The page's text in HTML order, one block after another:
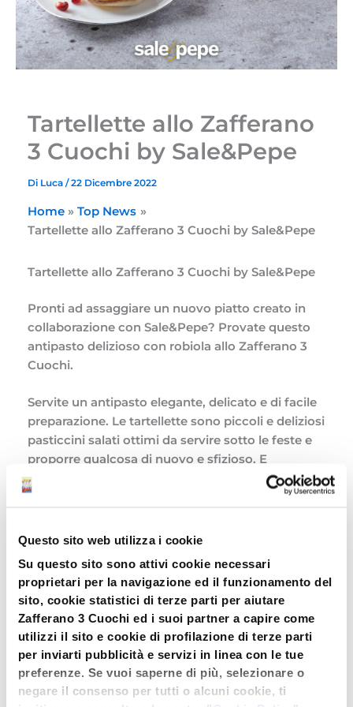
Questo sito web utilizza i cookie
Su questo sito sono attivi cookie necessari
proprietari per la navigazione ed il funzionamento del
sito, cookie statistici di terze parti per aiutare
Zafferano 3 Cuochi ed i suoi partner a capire come
utilizzi il sito e cookie di profilazione di terze parti
per inviarti pubblicità e servizi in linea con le tue
preferenze. Se vuoi saperne di più, selezionare o
negare il consenso per tutti o alcuni cookie, ti
Tartellette allo Zafferano
3 Cuochi by Sale&Pepe
Di Luca /22 Dicembre 2022
Home
Top News
Tartellette allo Zafferano 3 Cuochi by Sale&Pepe
Tartellette allo Zafferano 3 Cuochi by Sale&Pepe
Pronti ad assaggiare un nuovo piatto creato in
collaborazione con Sale&Pepe? Provate questo
antipasto delizioso con robiola allo Zafferano 3
Cuochi.
Servite un antipasto elegante, delicato e di facile
preparazione. Le tartellette sono piccoli e deliziosi
pasticcini salati ottimi da servire sotto le feste e
proporre qualcosa di nuovo e sfizioso. E
immancabile è il tocco di Zafferano 3 Cuochi nel
donare un po’ di giallo festosto alla crema e
melagrana e noci.
Scopri tantissime altre ricette con
Zafferano 3 Cuochi cliccando qui.
Tartellette allo Zafferano 3 Cuochi
INGREDIENTI per 4 persone, pronti in 30 minuti